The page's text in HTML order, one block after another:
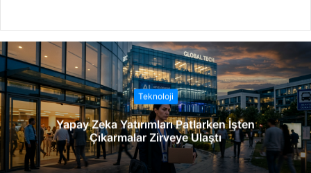
b
s
i
t
e
s
i
Teknoloji
Yapay Zeka Yatırımları Patlarken İşten
Çıkarmalar Zirveye Ulaştı